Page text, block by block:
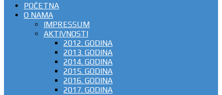
POČETNA
O NAMA
IMPRESSUM
AKTIVNOSTI
2012. GODINA
2013. GODINA
2014. GODINA
2015. GODINA
2016. GODINA
2017. GODINA